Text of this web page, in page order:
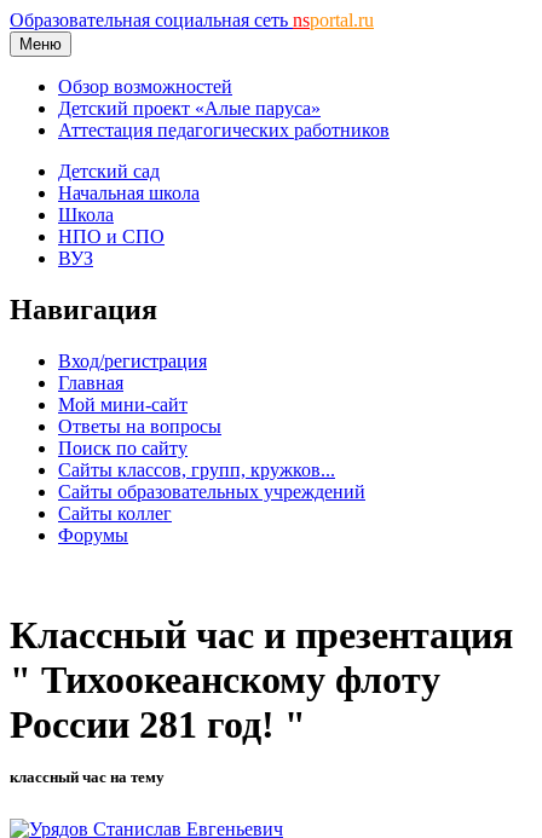
Образовательная социальная сеть nsportal.ru
Меню
Обзор возможностей
Детский проект «Алые паруса»
Аттестация педагогических работников
Детский сад
Начальная школа
Школа
НПО и СПО
ВУЗ
Навигация
Вход/регистрация
Главная
Мой мини-сайт
Ответы на вопросы
Поиск по сайту
Сайты классов, групп, кружков...
Сайты образовательных учреждений
Сайты коллег
Форумы
Классный час и презентация
" Тихоокеанскому флоту
России 281 год! "
классный час на тему